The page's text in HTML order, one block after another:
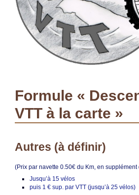
Formule «
VTT à la carte »
Autres (à définir)
(Prix par navette 0.50€ du Km, en
Jusqu’à 15 vélos
puis 1 € sup. par VTT (jusqu’à 25 vélos)